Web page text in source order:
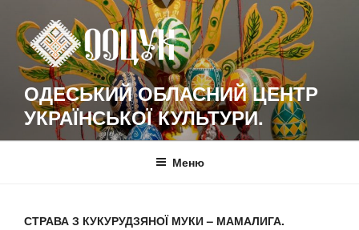
содержимому
ОДЕСЬКИЙ ОБЛАСНИЙ ЦЕНТР
УКРАЇНСЬКОЇ КУЛЬТУРИ.
Меню
СТРАВА З КУКУРУДЗЯНОЇ МУКИ – МАМАЛИГА.